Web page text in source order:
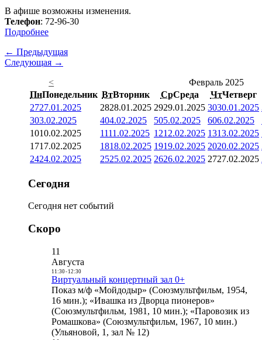
В афише возможны изменения.
Телефон: 72-96-30
Подробнее
← Предыдущая
Следующая →
<
Февраль 2025
ПнПонедельник ВтВторник СрСреда ЧтЧетверг
2727.01.2025 2828.01.2025 2929.01.2025 3030.01.2025
303.02.2025 404.02.2025 505.02.2025 606.02.2025
1010.02.2025 1111.02.2025 1212.02.2025 1313.02.2025
1717.02.2025 1818.02.2025 1919.02.2025 2020.02.2025
2424.02.2025 2525.02.2025 2626.02.2025 2727.02.2025
Сегодня
Сегодня нет событий
Скоро
11
Августа
11:30- 12:30
Виртуальный концертный зал 0+
Показ м/ф «Мойдодыр» (Союзмультфильм, 1954,
16 мин.); «Ивашка из Дворца пионеров»
(Союзмультфильм, 1981, 10 мин.); «Паровозик из
Ромашкова» (Союзмультфильм, 1967, 10 мин.)
(Ульяновой, 1, зал № 12)